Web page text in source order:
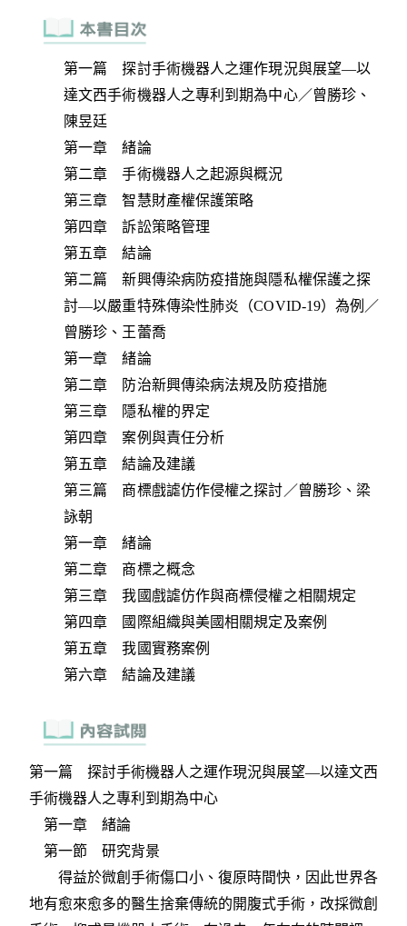
第一篇 探討手術機器人之運作現況與展望—以
達文西手術機器人之專利到期為中心／曾勝珍、
陳昱廷
第一章 緒論
第二章 手術機器人之起源與概況
第三章 智慧財產權保護策略
第四章 訴訟策略管理
第五章 結論
第二篇 新興傳染病防疫措施與隱私權保護之探
討—以嚴重特殊傳染性肺炎（COVID-19）為例／
曾勝珍、王蕾喬
第一章 緒論
第二章 防治新興傳染病法規及防疫措施
第三章 隱私權的界定
第四章 案例與責任分析
第五章 結論及建議
第三篇 商標戲謔仿作侵權之探討／曾勝珍、梁
詠朝
第一章 緒論
第二章 商標之概念
第三章 我國戲謔仿作與商標侵權之相關規定
第四章 國際組織與美國相關規定及案例
第五章 我國實務案例
第六章 結論及建議